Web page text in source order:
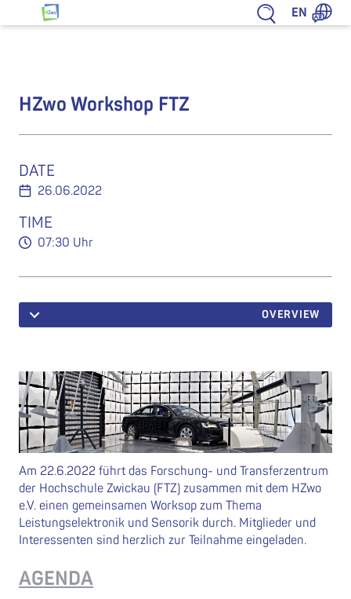
Jump to content
HZwo – Antrieb für Sachsen
EN
HZwo Workshop FTZ
DATE
26.06.2022
TIME
07:30 Uhr
OVERVIEW
Am 22.6.2022 führt das Forschung- und Transferzentrum
der Hochschule Zwickau (FTZ) zusammen mit dem HZwo
e.V. einen gemeinsamen Worksop zum Thema
Leistungselektronik und Sensorik durch. Mitglieder und
Interessenten sind herzlich zur Teilnahme eingeladen.
AGENDA